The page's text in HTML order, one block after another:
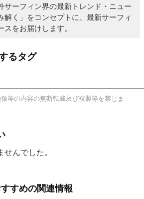
サーフィン界の最新トレンド・ニュー
解く」をコンセプトに、最新サーフィ
スをお届けします。
るタグ
等の内容の無断転載及び複製等を禁じま
んでした。
すめの関連情報